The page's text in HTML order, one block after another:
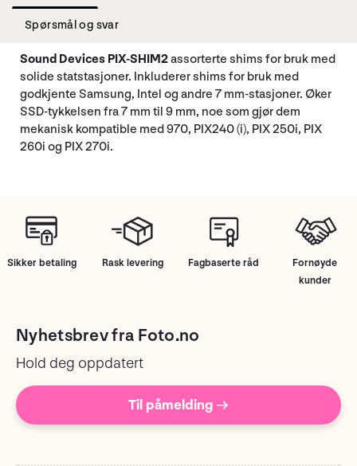
Spørsmål og svar
Sound Devices PIX-SHIM2assorterte shims for bruk med
solide statstasjoner. Inkluderer shims for bruk med
godkjente Samsung, Intel og andre 7 mm-stasjoner. Øker
SSD-tykkelsen fra 7 mm til 9 mm, noe som gjør dem
mekanisk kompatible med 970, PIX240 (i), PIX 250i, PIX
260i og PIX 270i.
Sikker betaling Rask levering Fagbaserte råd
Fornøyde
kunder
Nyhetsbrev fra Foto.no
Hold deg oppdatert
Til påmelding →